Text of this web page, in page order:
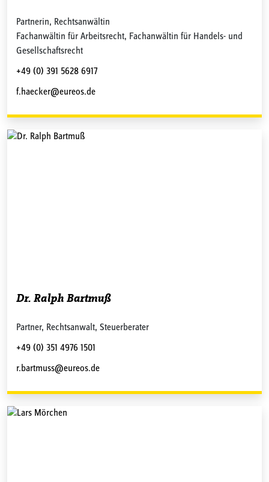
Partnerin, Rechtsanwältin
Fachanwältin für Arbeitsrecht, Fachanwältin für Handels- und
Gesellschaftsrecht
+49 (0) 391 5628 6917
f.haecker@eureos.de
Dr. Ralph Bartmuß
Partner, Rechtsanwalt, Steuerberater
+49 (0) 351 4976 1501
r.bartmuss@eureos.de